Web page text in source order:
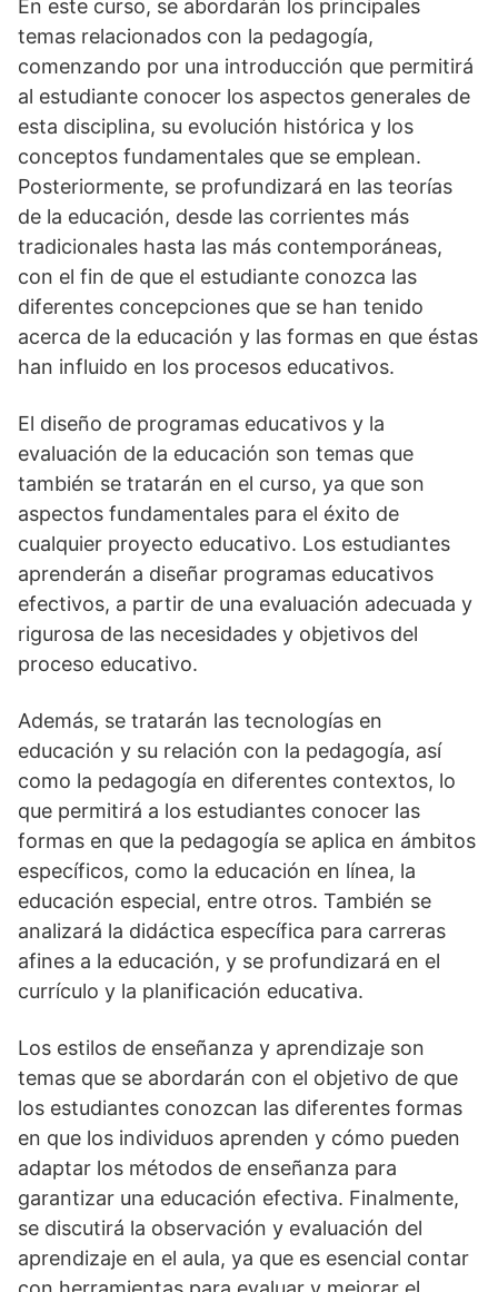
En este curso, se abordarán los principales
temas relacionados con la pedagogía,
comenzando por una introducción que permitirá
al estudiante conocer los aspectos generales de
esta disciplina, su evolución histórica y los
conceptos fundamentales que se emplean.
Posteriormente, se profundizará en las teorías
de la educación, desde las corrientes más
tradicionales hasta las más contemporáneas,
con el fin de que el estudiante conozca las
diferentes concepciones que se han tenido
acerca de la educación y las formas en que éstas
han influido en los procesos educativos.
El diseño de programas educativos y la
evaluación de la educación son temas que
también se tratarán en el curso, ya que son
aspectos fundamentales para el éxito de
cualquier proyecto educativo. Los estudiantes
aprenderán a diseñar programas educativos
efectivos, a partir de una evaluación adecuada y
rigurosa de las necesidades y objetivos del
proceso educativo.
Además, se tratarán las tecnologías en
educación y su relación con la pedagogía, así
como la pedagogía en diferentes contextos, lo
que permitirá a los estudiantes conocer las
formas en que la pedagogía se aplica en ámbitos
específicos, como la educación en línea, la
educación especial, entre otros. También se
analizará la didáctica específica para carreras
afines a la educación, y se profundizará en el
currículo y la planificación educativa.
Los estilos de enseñanza y aprendizaje son
temas que se abordarán con el objetivo de que
los estudiantes conozcan las diferentes formas
en que los individuos aprenden y cómo pueden
adaptar los métodos de enseñanza para
garantizar una educación efectiva. Finalmente,
se discutirá la observación y evaluación del
aprendizaje en el aula, ya que es esencial contar